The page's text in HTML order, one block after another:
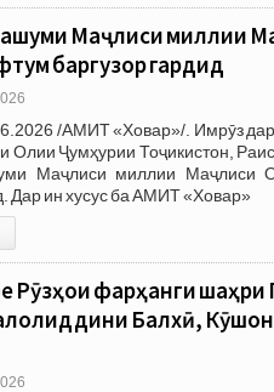
Маҷлиси миллии
баргузор гардид
/АМИТ «Ховар»/. Имрӯз дар
Олии Ҷумҳурии Тоҷикистон,
Маҷлиси миллии Маҷлиси
Дар ин хусус ба АМИТ «Ховар»
Рӯзҳои фарҳанги
Балхӣ,